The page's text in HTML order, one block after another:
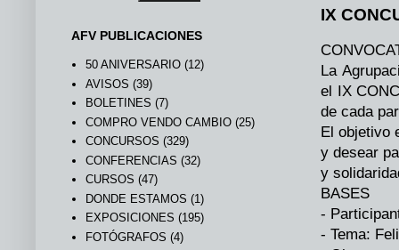
IX
La
el IX
de cada
El objetivo
y desear
y
BASES
-
- Tema:
AFV PUBLICACIONES
50 ANIVERSARIO (12)
AVISOS (39)
BOLETINES (7)
COMPRO VENDO CAMBIO (25)
CONCURSOS (329)
CONFERENCIAS (32)
CURSOS (47)
DONDE ESTAMOS (1)
EXPOSICIONES (195)
FOTÓGRAFOS (4)